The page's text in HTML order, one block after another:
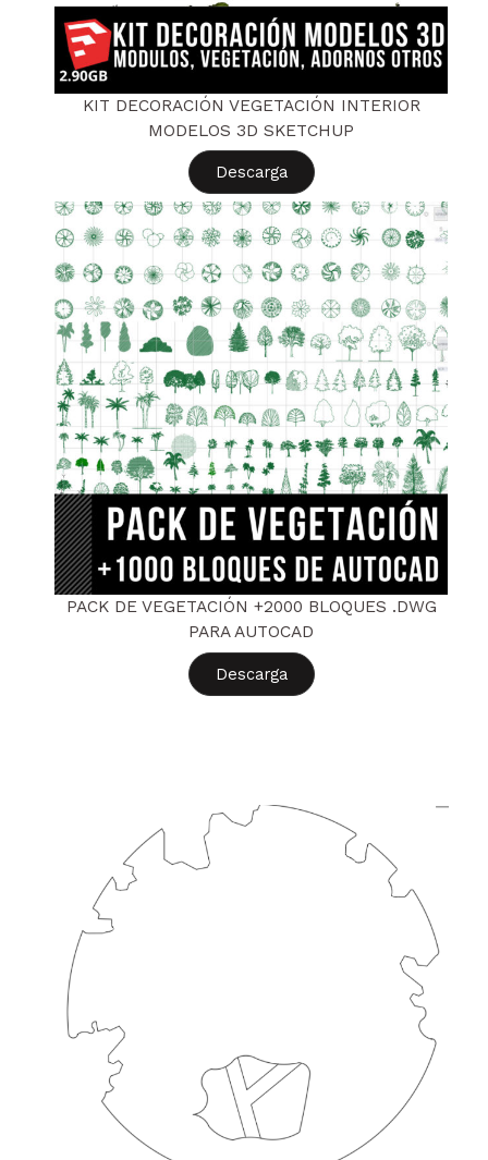
KIT DECORACIÓN VEGETACIÓN INTERIOR
MODELOS 3D SKETCHUP
Descarga
PACK DE VEGETACIÓN +2000 BLOQUES .DWG
PARA AUTOCAD
Descarga